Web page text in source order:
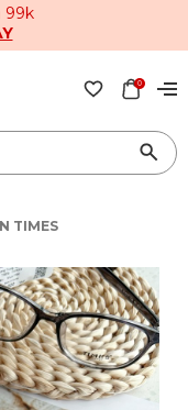
99k
0
TIMES